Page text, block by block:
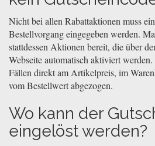
Nicht bei allen Rabattaktionen muss
Bestellvorgang eingegeben werden.
stattdessen Aktionen bereit, die über
Webseite automatisch aktiviert
Fällen direkt am Artikelpreis, im
vom Bestellwert abgezogen.
Wo kann der
eingelöst werden?